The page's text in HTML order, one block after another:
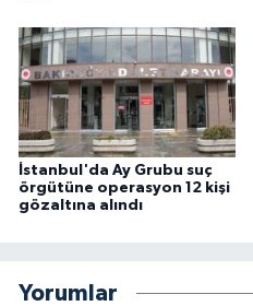
İstanbul'da Ay Grubu suç
örgütüne operasyon 12 kişi
gözaltına alındı
Yorumlar